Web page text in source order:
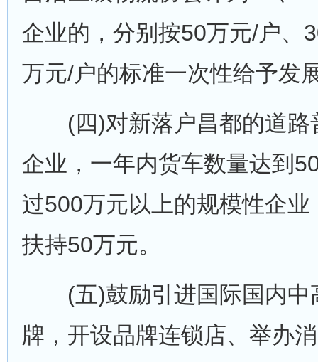
企业的，分别按50万元/户、
万元/户的标准一次性给予发
(四)对新落户昌都的道路
企业，一年内货车数量达到
过500万元以上的规模性企业
扶持50万元。
(五)鼓励引进国际国内中
牌，开设品牌连锁店、举办